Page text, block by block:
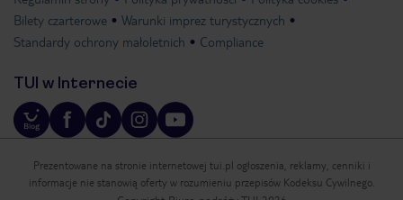
Bilety czarterowe
Warunki imprez turystycznych
Standardy ochrony małoletnich
Compliance
TUI w Internecie
Prezentowane na stronie internetowej tui.pl ogłoszenia, reklamy, cenniki i
informacje nie stanowią oferty w rozumieniu przepisów Kodeksu Cywilnego.